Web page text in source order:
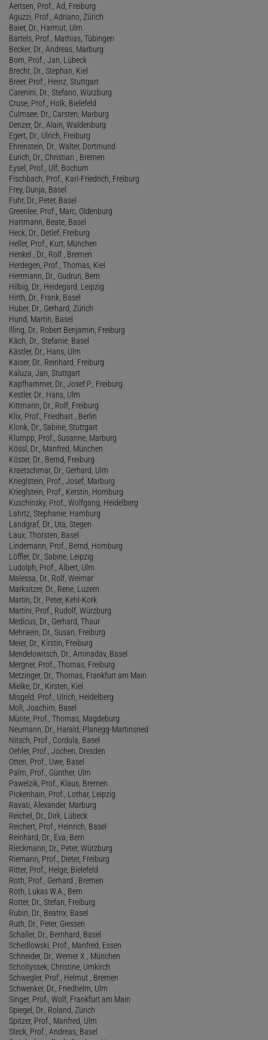
Aertsen, Prof., Ad, Freiburg
Aguzzi, Prof., Adriano, Zürich
Baier, Dr., Harmut, Ulm
Bartels, Prof., Mathias, Tübingen
Becker, Dr., Andreas, Marburg
Born, Prof., Jan, Lübeck
Brecht, Dr., Stephan, Kiel
Breer, Prof., Heinz, Stuttgart
Carenini, Dr., Stefano, Würzburg
Cruse, Prof., Holk, Bielefeld
Culmsee, Dr., Carsten, Marburg
Denzer, Dr., Alain, Waldenburg
Egert, Dr., Ulrich, Freiburg
Ehrenstein, Dr., Walter, Dortmund
Eurich, Dr., Christian , Bremen
Eysel, Prof., Ulf, Bochum
Fischbach, Prof., Karl-Friedrich, Freiburg
Frey, Dunja, Basel
Fuhr, Dr., Peter, Basel
Greenlee, Prof., Marc, Oldenburg
Hartmann, Beate, Basel
Heck, Dr., Detlef, Freiburg
Heller, Prof., Kurt, München
Henkel , Dr., Rolf , Bremen
Herdegen, Prof., Thomas, Kiel
Herrmann, Dr., Gudrun, Bern
Hilbig, Dr., Heidegard, Leipzig
Hirth, Dr., Frank, Basel
Huber, Dr., Gerhard, Zürich
Hund, Martin, Basel
Illing, Dr., Robert Benjamin, Freiburg
Käch, Dr., Stefanie, Basel
Kästler, Dr., Hans, Ulm
Kaiser, Dr., Reinhard, Freiburg
Kaluza, Jan, Stuttgart
Kapfhammer, Dr., Josef P., Freiburg
Kestler, Dr., Hans, Ulm
Kittmann, Dr., Rolf, Freiburg
Klix, Prof., Friedhart , Berlin
Klonk, Dr., Sabine, Stuttgart
Klumpp, Prof., Susanne, Marburg
Kössl, Dr., Manfred, München
Köster, Dr., Bernd, Freiburg
Kraetschmar, Dr., Gerhard, Ulm
Krieglstein, Prof., Josef, Marburg
Krieglstein, Prof., Kerstin, Homburg
Kuschinsky, Prof., Wolfgang, Heidelberg
Lahrtz, Stephanie, Hamburg
Landgraf, Dr., Uta, Stegen
Laux, Thorsten, Basel
Lindemann, Prof., Bernd, Homburg
Löffler, Dr., Sabine, Leipzig
Ludolph, Prof., Albert, Ulm
Malessa, Dr., Rolf, Weimar
Marksitzer, Dr., Rene, Luzern
Martin, Dr., Peter, Kehl-Kork
Martini, Prof., Rudolf, Würzburg
Medicus, Dr., Gerhard, Thaur
Mehraein, Dr., Susan, Freiburg
Meier, Dr., Kirstin, Freiburg
Mendelowitsch, Dr., Aminadav, Basel
Mergner, Prof., Thomas, Freiburg
Metzinger, Dr., Thomas, Frankfurt am Main
Mielke, Dr., Kirsten, Kiel
Misgeld, Prof., Ulrich, Heidelberg
Moll, Joachim, Basel
Münte, Prof., Thomas, Magdeburg
Neumann, Dr., Harald, Planegg-Martinsried
Nitsch, Prof., Cordula, Basel
Oehler, Prof., Jochen, Dresden
Otten, Prof., Uwe, Basel
Palm, Prof., Günther, Ulm
Pawelzik, Prof., Klaus, Bremen
Pickenhain, Prof., Lothar, Leipzig
Ravati, Alexander, Marburg
Reichel, Dr., Dirk, Lübeck
Reichert, Prof., Heinrich, Basel
Reinhard, Dr., Eva, Bern
Rieckmann, Dr., Peter, Würzburg
Riemann, Prof., Dieter, Freiburg
Ritter, Prof., Helge, Bielefeld
Roth, Prof., Gerhard , Bremen
Roth, Lukas W.A., Bern
Rotter, Dr., Stefan, Freiburg
Rubin, Dr., Beatrix, Basel
Ruth, Dr., Peter, Giessen
Schaller, Dr., Bernhard, Basel
Schedlowski, Prof., Manfred, Essen
Schneider, Dr., Werner X., München
Scholtyssek, Christine, Umkirch
Schwegler, Prof., Helmut , Bremen
Schwenker, Dr., Friedhelm, Ulm
Singer, Prof., Wolf, Frankfurt am Main
Spiegel, Dr., Roland, Zürich
Spitzer, Prof., Manfred, Ulm
Steck, Prof., Andreas, Basel